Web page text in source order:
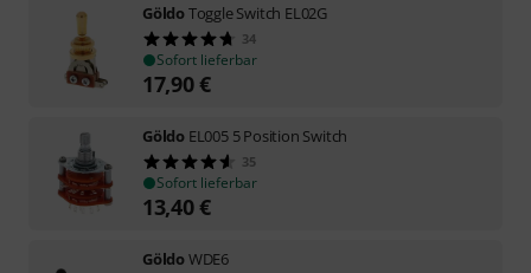
GöldoToggle Switch EL02G
34
Sofort lieferbar
17,90€
Göldo EL005 5 Position Switch
35
Sofort lieferbar
13,40€
GöldoWDE6